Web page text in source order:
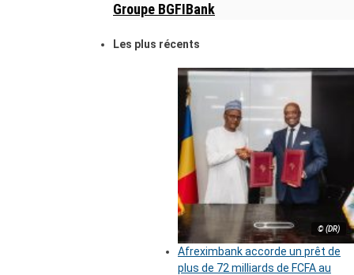
Groupe BGFIBank
Les plus récents
© (DR)
Afreximbank accorde un prêt de
plus de 72 milliards de FCFA au